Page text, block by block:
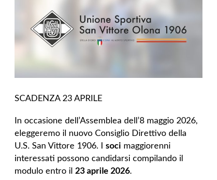
SCADENZA 23 APRILE
In occasione dell’Assemblea dell’8 maggio 2026,
eleggeremo il nuovo Consiglio Direttivo della
U.S. San Vittore 1906. I soci maggiorenni
interessati possono candidarsi compilando il
modulo entro il 23 aprile 2026.